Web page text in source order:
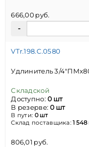
666,00 руб.
VTr.198.C.0580
Удлинитель 3/
Складской
Доступно:0 шт
В резерве:0 шт
В пути: 0 шт
Склад поставщика:1
806,01 руб.